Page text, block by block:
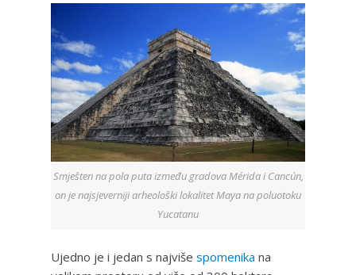
Smješten na pola puta između gradova Mérida i Cancún,
on je najsjeverniji arheološki lokalitet Maya na poluotoku
Yucatanu
Ujedno je i jedan s najviše spomenika na